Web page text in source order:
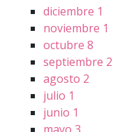
diciembre 1
noviembre 1
octubre 8
septiembre 2
agosto 2
julio 1
junio 1